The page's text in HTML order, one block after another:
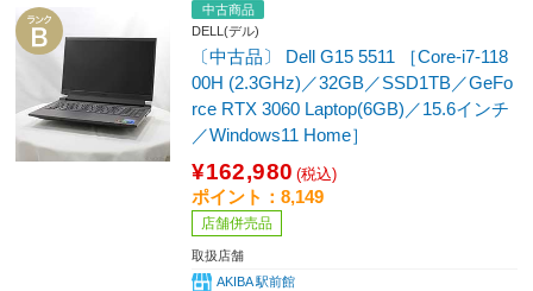
中古商品
DELL(デル)
〔中古品〕 Dell G15 5511 ［Core-i7-118
00H (2.3GHz)／32GB／SSD1TB／GeFo
rce RTX 3060 Laptop(6GB)／15.6インチ
／Windows11 Home］
¥162,980 (税込)
ポイント：8,149
店舗併売品
取扱店舗
AKIBA 駅前館